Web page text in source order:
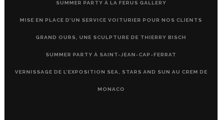
SUMMER PARTY À LA FERUS GALLERY
MISE EN PLACE D’UN SERVICE VOITURIER POUR NOS CLIENTS
GRAND OURS, UNE SCULPTURE DE THIERRY BISCH
SUMMER PARTY À SAINT-JEAN-CAP-FERRAT
VERNISSAGE DE L’EXPOSITION SEA, STARS AND SUN AU CREM DE
MONACO